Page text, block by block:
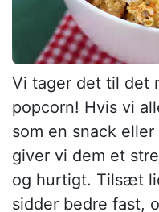
Vi tager det til det
popcorn! Hvis vi
som en snack
giver vi dem et
og hurtigt. Tilsæt
sidder bedre fast,